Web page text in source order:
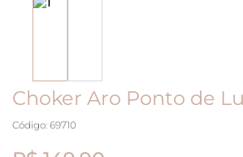
Choker Aro Ponto de
Código: 69710